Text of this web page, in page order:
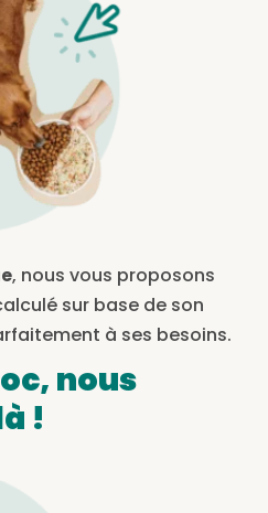
, nous vous proposons
sur base de son
à ses besoins.
nous
!